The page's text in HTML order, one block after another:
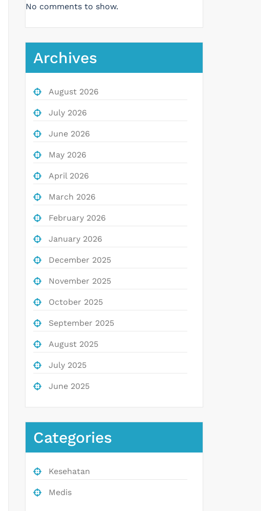
No comments to show.
Archives
August 2026
July 2026
June 2026
May 2026
April 2026
March 2026
February 2026
January 2026
December 2025
November 2025
October 2025
September 2025
August 2025
July 2025
June 2025
Categories
Kesehatan
Medis